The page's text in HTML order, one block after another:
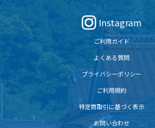
Instagram
ご利用ガイド
よくある質問
プライバシーポリシー
ご利用規約
特定商取引に基づく表示
お問い合わせ